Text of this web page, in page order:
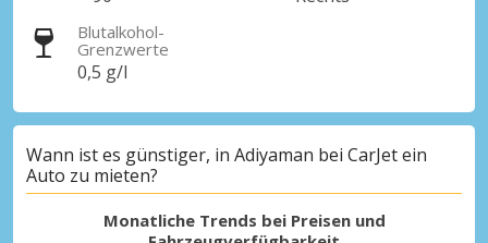
Blutalkohol-
Grenzwerte
0,5 g/l
Wann ist es günstiger, in Adiyaman bei CarJet ein
Auto zu mieten?
Monatliche Trends bei Preisen und